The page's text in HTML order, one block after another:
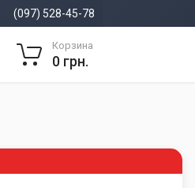
(097) 528-45-78
Корзина
0 грн.